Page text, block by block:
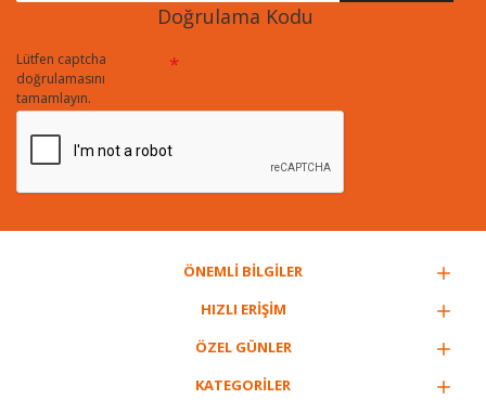
Doğrulama Kodu
Lütfen captcha
doğrulamasını
tamamlayın.
ÖNEMLİ BİLGİLER
HIZLI ERİŞİM
ÖZEL GÜNLER
KATEGORİLER